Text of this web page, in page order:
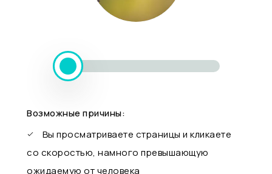
Возможные причины:
Вы просматриваете страницы и кликаете
со скоростью, намного превышающую
ожидаемую от человека